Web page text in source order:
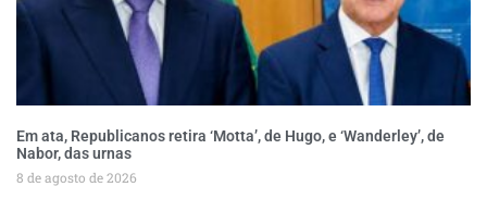
Em ata, Republicanos retira ‘Motta’, de Hugo, e ‘Wanderley’, de
Nabor, das urnas
8 de agosto de 2026